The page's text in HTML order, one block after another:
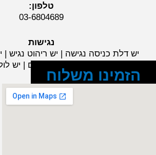
טלפון:
03-6804689
נגישות
יש דלת כניסה נגישה | יש ריהוט נגיש |
חניית נכים | יש שירותי נכים | יש
הזמינו משלוח